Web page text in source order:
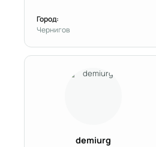
Город:
Чернигов
demiurg